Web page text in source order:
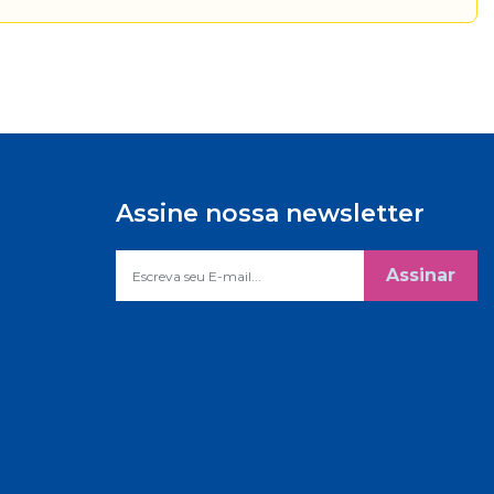
Assine nossa newsletter
Assinar